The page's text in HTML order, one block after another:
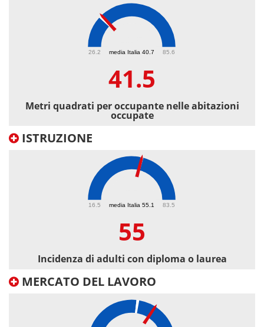
media Italia 40.7
26.2 85.6
41.5
Metri quadrati per occupante nelle abitazioni
occupate
ISTRUZIONE
media Italia 55.1
16.5 83.5
55
Incidenza di adulti con diploma o laurea
MERCATO DEL LAVORO